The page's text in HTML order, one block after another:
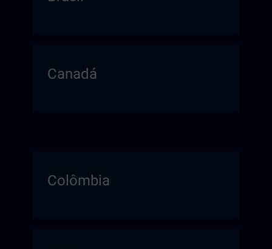
Canadá
Colômbia